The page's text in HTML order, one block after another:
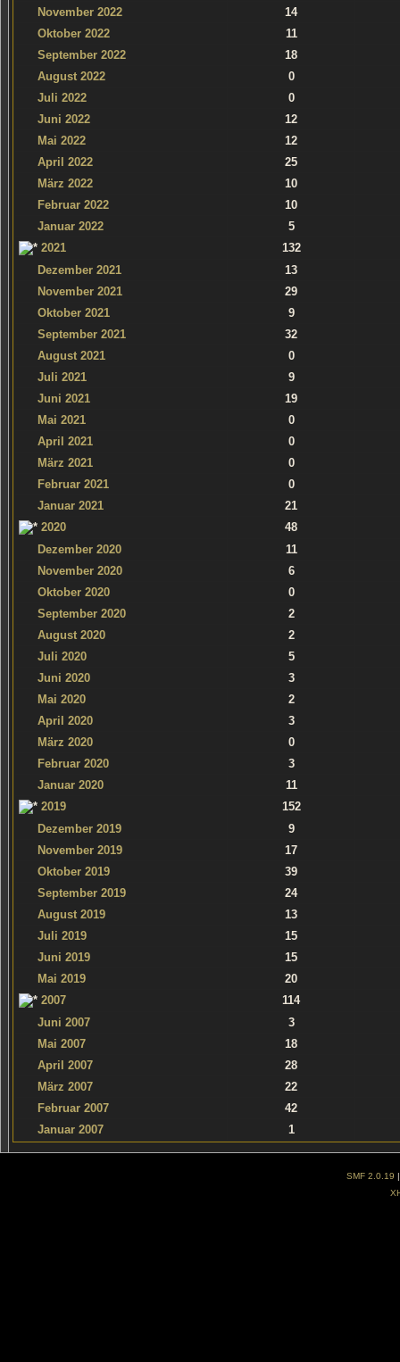
November 2022
14
Oktober 2022
11
September 2022
18
August 2022
0
Juli 2022
0
Juni 2022
12
Mai 2022
12
April 2022
25
März 2022
10
Februar 2022
10
Januar 2022
5
2021
132
Dezember 2021
13
November 2021
29
Oktober 2021
9
September 2021
32
August 2021
0
Juli 2021
9
Juni 2021
19
Mai 2021
0
April 2021
0
März 2021
0
Februar 2021
0
Januar 2021
21
2020
48
Dezember 2020
11
November 2020
6
Oktober 2020
0
September 2020
2
August 2020
2
Juli 2020
5
Juni 2020
3
Mai 2020
2
April 2020
3
März 2020
0
Februar 2020
3
Januar 2020
11
2019
152
Dezember 2019
9
November 2019
17
Oktober 2019
39
September 2019
24
August 2019
13
Juli 2019
15
Juni 2019
15
Mai 2019
20
2007
114
Juni 2007
3
Mai 2007
18
April 2007
28
März 2007
22
Februar 2007
42
Januar 2007
1
SMF 2.0.19